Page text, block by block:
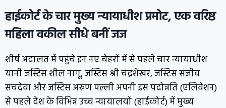
हाईकोर्ट के चार मुख्य न्यायाधीश प्रमोट, एक वरिष्ठ
महिला वकील सीधे बनीं जज
शीर्ष अदालत में पहुंचे इन नए चेहरों में से पहले चार न्यायाधीश
यानी जस्टिस शील नागू, जस्टिस श्री चंद्रशेखर, जस्टिस संजीव
सचदेवा और जस्टिस अरुण पल्ली अपनी इस पदोन्नति (एलिवेशन)
से पहले देश के विभिन्न उच्च न्यायालयों (हाईकोर्ट) में मुख्य